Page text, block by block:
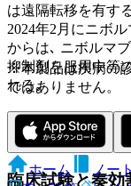
※本製品は疾病の
ではありません。
ホーム
ノー
は遠隔転移を有す
2024年2月にニボ
からは､ ニボルマ
抑制剤を服用中等
れる｡
尚､ 海外ではヘッ
Sonidegibが用い
臨床試験と奏効